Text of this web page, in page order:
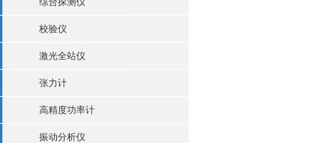
校验仪
激光全站仪
张力计
高精度功率计
振动分析仪